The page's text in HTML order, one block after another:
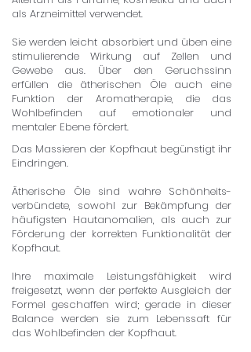
als Arzneimittel verwendet.
Sie werden leicht absorbiert und üben eine
stimulierende Wirkung auf Zellen und
Gewebe aus. Über den Geruchssinn
erfüllen die ätherischen Öle auch eine
Funktion der Aromatherapie, die das
Wohlbefinden auf emotionaler und
mentaler Ebene fördert.
Das Massieren der Kopfhaut begünstigt ihr
Eindringen.
Ätherische Öle sind wahre Schönheits-
verbündete, sowohl zur Bekämpfung der
häufigsten Hautanomalien, als auch zur
Förderung der korrekten Funktionalität der
Kopfhaut.
Ihre maximale Leistungsfähigkeit wird
freigesetzt, wenn der perfekte Ausgleich der
Formel geschaffen wird; gerade in dieser
Balance werden sie zum Lebenssaft für
das Wohlbefinden der Kopfhaut.